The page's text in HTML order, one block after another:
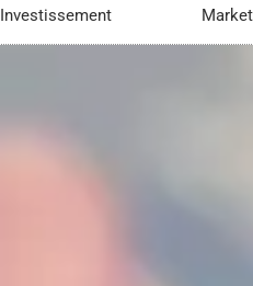
Investissement